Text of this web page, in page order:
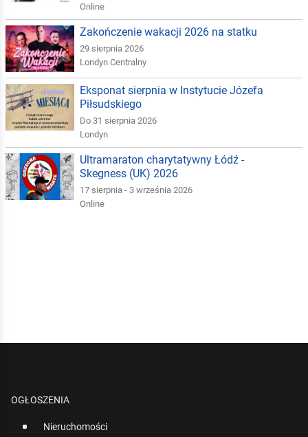
Online
Zakończenie wakacji 2026 na statku
29 sierpnia 2026
Londyn Centralny
Eksponat sierpnia w Instytucie Józefa
Piłsudskiego
Do 31 sierpnia 2026
Londyn
Ultramaraton charytatywny Łódź -
Skegness (UK) 2026
17 sierpnia - 3 września 2026
Online
OGŁOSZENIA
Nieruchomości